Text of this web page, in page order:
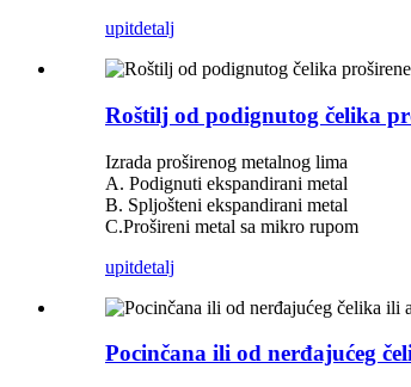
upitdetalj
Roštilj od podignutog čelika
Izrada proširenog metalnog lima
A. Podignuti ekspandirani metal
B. Spljošteni ekspandirani metal
C.Prošireni metal sa mikro rupom
upitdetalj
Pocinčana ili od nerđajućeg